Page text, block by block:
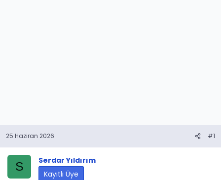
25 Haziran 2026 #1
S
Serdar Yıldırım
Kayıtlı Üye